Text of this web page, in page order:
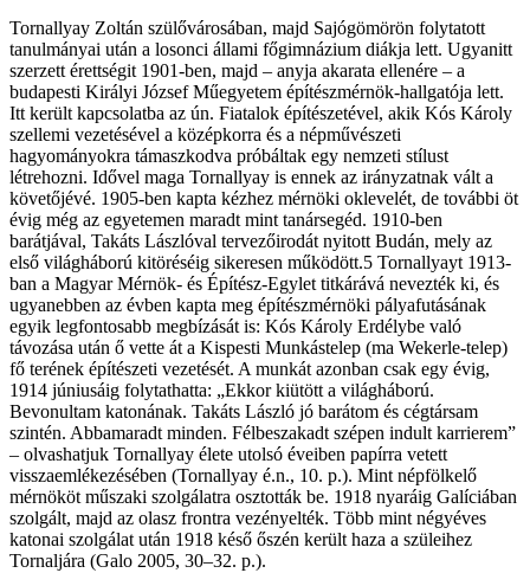
Tornallyay Zoltán szülővárosában, majd Sajógömörön folytatott
tanulmányai után a losonci állami főgimnázium diákja lett. Ugyanitt
szerzett érettségit 1901-ben, majd – anyja akarata ellenére – a
budapesti Királyi József Műegyetem építészmérnök-hallgatója lett.
Itt került kapcsolatba az ún. Fiatalok építészetével, akik Kós Károly
szellemi vezetésével a középkorra és a népművészeti
hagyományokra támaszkodva próbáltak egy nemzeti stílust
létrehozni. Idővel maga Tornallyay is ennek az irányzatnak vált a
követőjévé. 1905-ben kapta kézhez mérnöki oklevelét, de további öt
évig még az egyetemen maradt mint tanársegéd. 1910-ben
barátjával, Takáts Lászlóval tervezőirodát nyitott Budán, mely az
első világháború kitöréséig sikeresen működött.5 Tornallyayt 1913-
ban a Magyar Mérnök- és Építész-Egylet titkárává nevezték ki, és
ugyanebben az évben kapta meg építészmérnöki pályafutásának
egyik legfontosabb megbízását is: Kós Károly Erdélybe való
távozása után ő vette át a Kispesti Munkástelep (ma Wekerle-telep)
fő terének építészeti vezetését. A munkát azonban csak egy évig,
1914 júniusáig folytathatta: „Ekkor kiütött a világháború.
Bevonultam katonának. Takáts László jó barátom és cégtársam
szintén. Abbamaradt minden. Félbeszakadt szépen indult karrierem”
– olvashatjuk Tornallyay élete utolsó éveiben papírra vetett
visszaemlékezésében (Tornallyay é.n., 10. p.). Mint népfölkelő
mérnököt műszaki szolgálatra osztották be. 1918 nyaráig Galíciában
szolgált, majd az olasz frontra vezényelték. Több mint négyéves
katonai szolgálat után 1918 késő őszén került haza a szüleihez
Tornaljára (Galo 2005, 30–32. p.).